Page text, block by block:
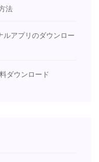
法
ルアプリのダウンロー
ダウンロード